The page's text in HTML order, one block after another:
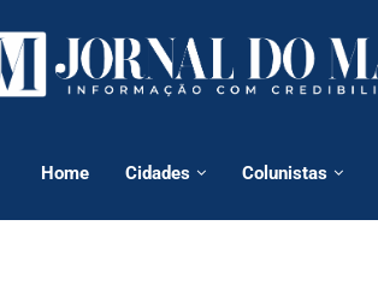
Home Cidades Colunistas